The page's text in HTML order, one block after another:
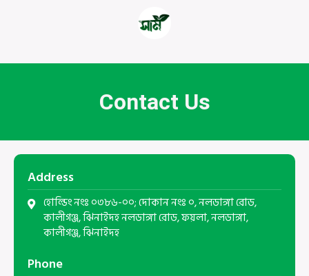
Contact Us
Address
হোল্ডিং নংঃ ০৩৮৬-০০; দোকান নংঃ ০, নলডাঙ্গা রোড,
কালীগঞ্জ, ঝিনাইদহ নলডাঙ্গা রোড, ফয়লা, নলডাঙ্গা,
কালীগঞ্জ, ঝিনাইদহ
Phone